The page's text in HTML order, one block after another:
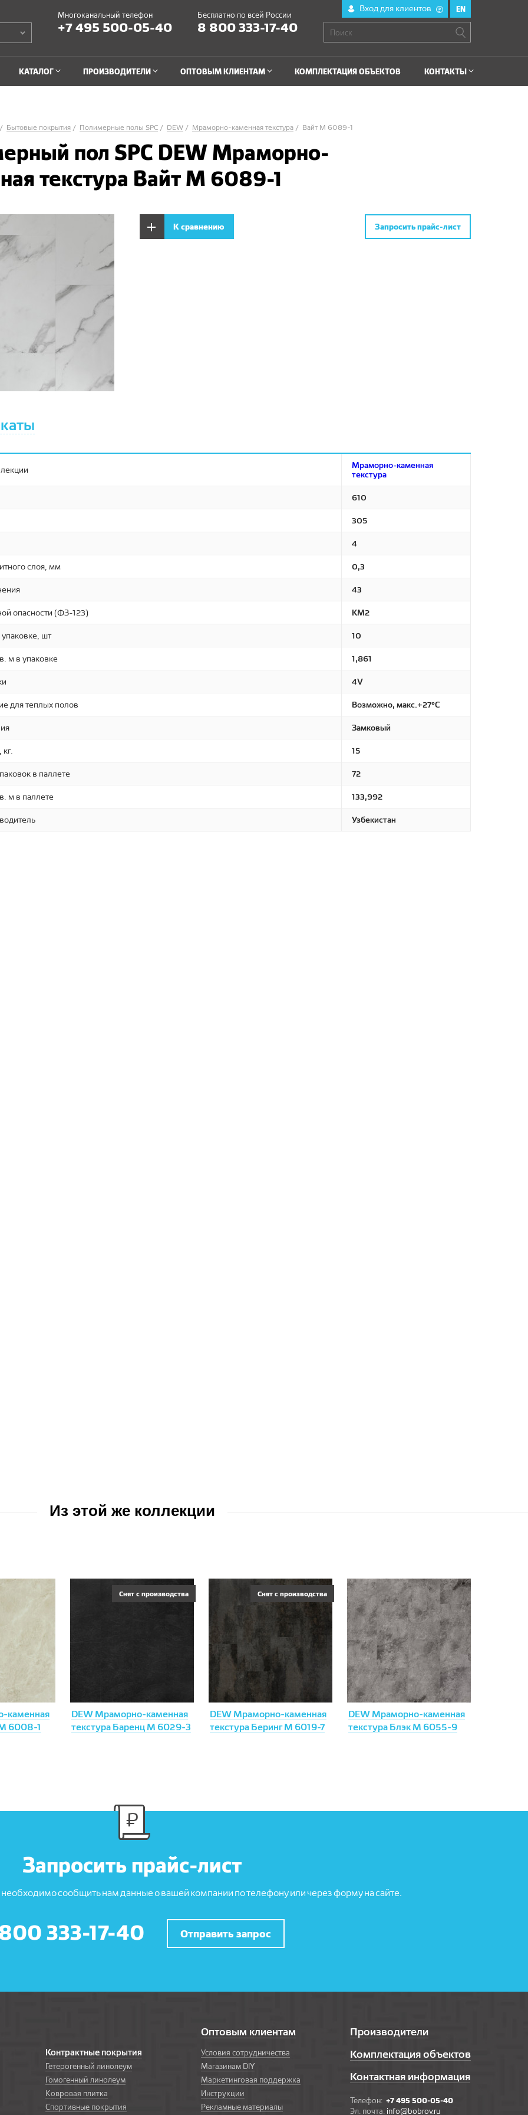
Многоканальный телефон
+7 495 500-05-40
Бесплатно по всей России
8 800 333-17-40
Вход для клиентов ? EN
КАТАЛОГ ПРОИЗВОДИТЕЛИ ОПТОВЫМ КЛИЕНТАМ КОМПЛЕКТАЦИЯ ОБЪЕКТОВ КОНТАКТЫ
Бытовые покрытия Полимерные полы SPC DEW Мраморно-каменная текстура Вайт М 6089-1
пол SPC DEW Мраморно-
текстура Вайт М 6089-1
К сравнению Запросить прайс-лист
Мраморно-каменная
текстура
610
305
4
слоя, мм 0,3
43
опасности (ФЗ-123) КМ2
шт 10
м в упаковке 1,861
4V
для теплых полов Возможно, макс.+27°С
Замковый
15
в паллете 72
м в паллете 133,992
Узбекистан
Из этой же коллекции
каменная
6008-1
DEW Мраморно-каменная
текстура Баренц М 6029-3
Снят с производства
DEW Мраморно-каменная
текстура Беринг М 6019-7
Снят с производства
DEW Мраморно-каменная
текстура Блэк М 6055-9
Запросить прайс-лист
сообщить нам данные о вашей компании по телефону или через форму на сайте.
333-17-40 Отправить запрос
Контрактные покрытия
Гетерогенный линолеум
Гомогенный линолеум
Ковровая плитка
Спортивные покрытия
Оптовым клиентам
Условия сотрудничества
Магазинам DIY
Маркетинговая поддержка
Инструкции
Рекламные материалы
Производители
Комплектация объектов
Контактная информация
Телефон:+7 495 500-05-40
Эл. почта: info@bobrov.ru